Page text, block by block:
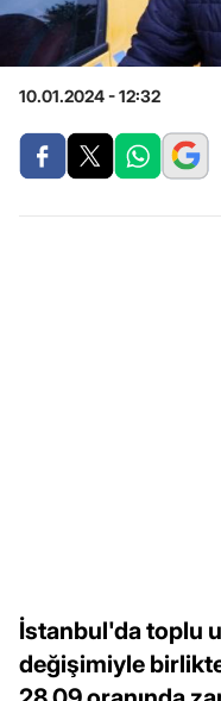
10.01.2024 - 12:32
İstanbul'da toplu
değişimiyle